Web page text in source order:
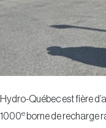
Hydro-Québec est fière
1000e borne de recharge